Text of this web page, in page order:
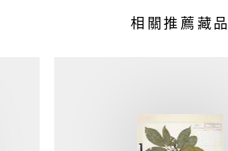
相關推薦藏品